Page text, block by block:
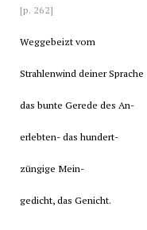
[p. 262]
Weggebeizt vom
Strahlenwind deiner Sprache
das bunte Gerede des An-
erlebten- das hundert-
züngige Mein-
gedicht, das Genicht.